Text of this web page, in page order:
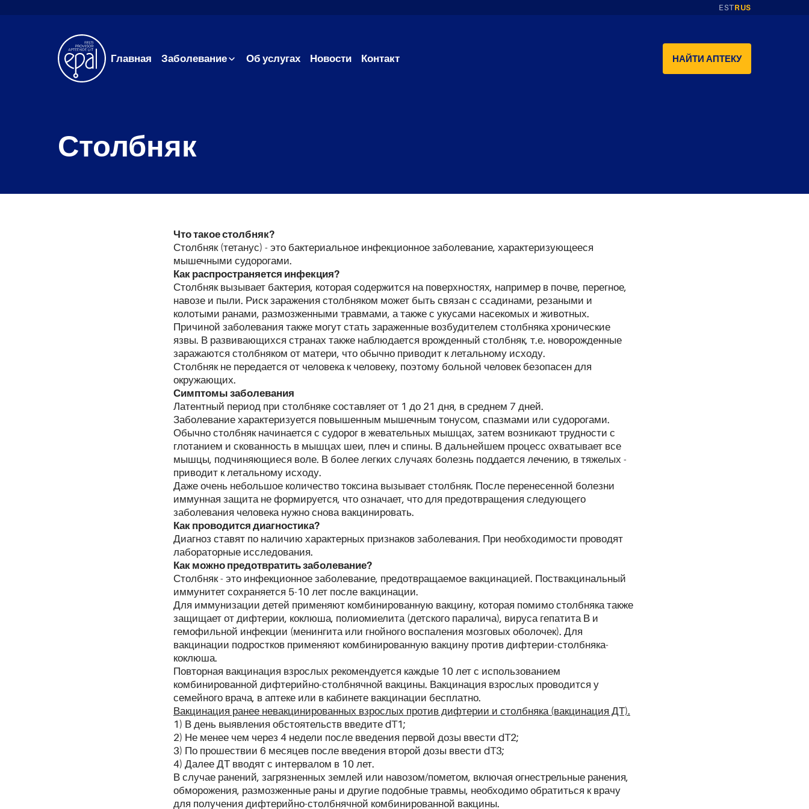
ESTRUS
Главная Заболевание Об услугах Новости Контакт НАЙТИ АПТЕКУ
Столбняк
Что такое столбняк?
Столбняк (тетанус) - это бактериальное инфекционное заболевание, характеризующееся
мышечными судорогами.
Как распространяется инфекция?
Столбняк вызывает бактерия, которая содержится на поверхностях, например в почве, перегное,
навозе и пыли. Риск заражения столбняком может быть связан с ссадинами, резаными и
колотыми ранами, размозженными травмами, а также с укусами насекомых и животных.
Причиной заболевания также могут стать зараженные возбудителем столбняка хронические
язвы. В развивающихся странах также наблюдается врожденный столбняк, т.е. новорожденные
заражаются столбняком от матери, что обычно приводит к летальному исходу.
Столбняк не передается от человека к человеку, поэтому больной человек безопасен для
окружающих.
Симптомы заболевания
Латентный период при столбняке составляет от 1 до 21 дня, в среднем 7 дней.
Заболевание характеризуется повышенным мышечным тонусом, спазмами или судорогами.
Обычно столбняк начинается с судорог в жевательных мышцах, затем возникают трудности с
глотанием и скованность в мышцах шеи, плеч и спины. В дальнейшем процесс охватывает все
мышцы, подчиняющиеся воле. В более легких случаях болезнь поддается лечению, в тяжелых -
приводит к летальному исходу.
Даже очень небольшое количество токсина вызывает столбняк. После перенесенной болезни
иммунная защита не формируется, что означает, что для предотвращения следующего
заболевания человека нужно снова вакцинировать.
Как проводится диагностика?
Диагноз ставят по наличию характерных признаков заболевания. При необходимости проводят
лабораторные исследования.
Как можно предотвратить заболевание?
Столбняк - это инфекционное заболевание, предотвращаемое вакцинацией. Поствакцинальный
иммунитет сохраняется 5-10 лет после вакцинации.
Для иммунизации детей применяют комбинированную вакцину, которая помимо столбняка также
защищает от дифтерии, коклюша, полиомиелита (детского паралича), вируса гепатита В и
гемофильной инфекции (менингита или гнойного воспаления мозговых оболочек). Для
вакцинации подростков применяют комбинированную вакцину против дифтерии-столбняка-
коклюша.
Повторная вакцинация взрослых рекомендуется каждые 10 лет с использованием
комбинированной дифтерийно-столбнячной вакцины. Вакцинация взрослых проводится у
семейного врача, в аптеке или в кабинете вакцинации бесплатно.
Вакцинация ранее невакцинированных взрослых против дифтерии и столбняка (вакцинация ДТ).
1) В день выявления обстоятельств введите dT1;
2) Не менее чем через 4 недели после введения первой дозы ввести dT2;
3) По прошествии 6 месяцев после введения второй дозы ввести dT3;
4) Далее ДТ вводят с интервалом в 10 лет.
В случае ранений, загрязненных землей или навозом/пометом, включая огнестрельные ранения,
обморожения, размозженные раны и другие подобные травмы, необходимо обратиться к врачу
для получения дифтерийно-столбнячной комбинированной вакцины.